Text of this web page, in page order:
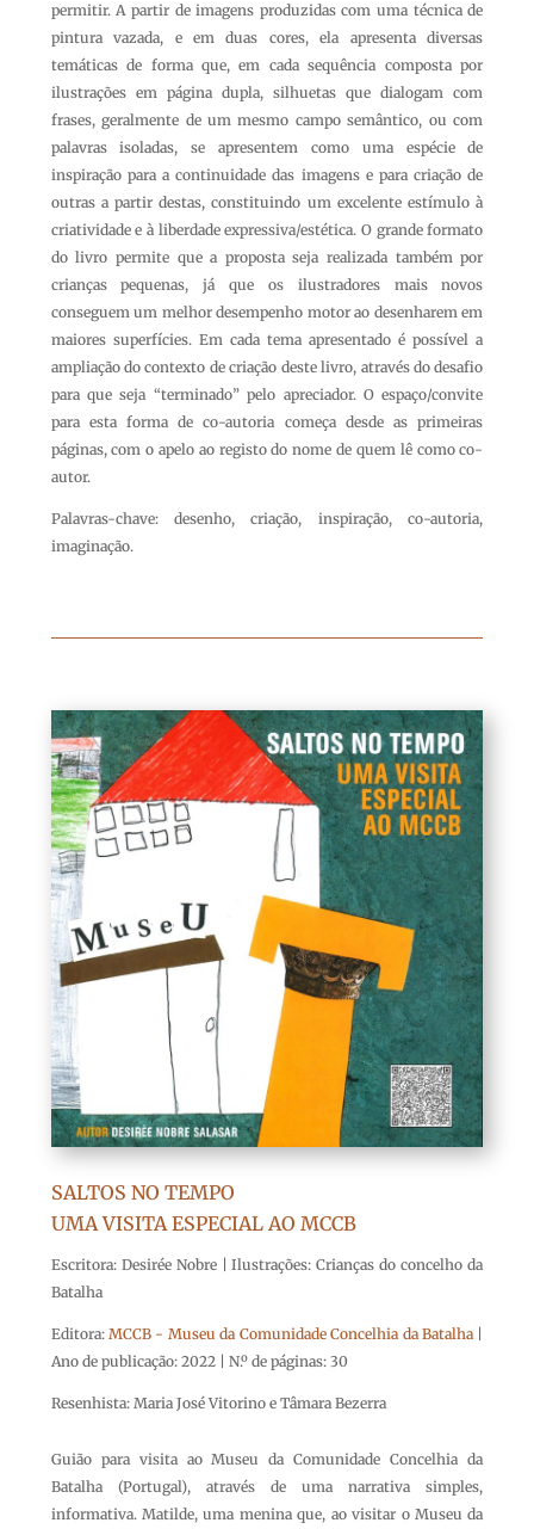
permitir. A partir de imagens produzidas com uma técnica de
pintura vazada, e em duas cores, ela apresenta diversas
temáticas de forma que, em cada sequência composta por
ilustrações em página dupla, silhuetas que dialogam com
frases, geralmente de um mesmo campo semântico, ou com
palavras isoladas, se apresentem como uma espécie de
inspiração para a continuidade das imagens e para criação de
outras a partir destas, constituindo um excelente estímulo à
criatividade e à liberdade expressiva/estética. O grande formato
do livro permite que a proposta seja realizada também por
crianças pequenas, já que os ilustradores mais novos
conseguem um melhor desempenho motor ao desenharem em
maiores superfícies. Em cada tema apresentado é possível a
ampliação do contexto de criação deste livro, através do desafio
para que seja “terminado” pelo apreciador. O espaço/convite
para esta forma de co-autoria começa desde as primeiras
páginas, com o apelo ao registo do nome de quem lê como co-
autor.
Palavras-chave: desenho, criação, inspiração, co-autoria,
imaginação.
SALTOS NO TEMPO
UMA VISITA ESPECIAL AO MCCB
Escritora: Desirée Nobre | Ilustrações: Crianças do concelho da
Batalha
Editora: MCCB - Museu da Comunidade Concelhia da Batalha |
Ano de publicação: 2022 | N.º de páginas: 30
Resenhista: Maria José Vitorino e Tâmara Bezerra
Guião para visita ao Museu da Comunidade Concelhia da
Batalha (Portugal), através de uma narrativa simples,
informativa. Matilde, uma menina que, ao visitar o Museu da